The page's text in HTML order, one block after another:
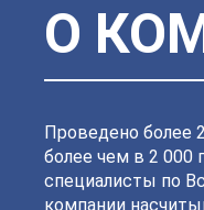
Московский
Петродворцовый
О
Проведено более
более чем в 2 000
специалисты по
компании